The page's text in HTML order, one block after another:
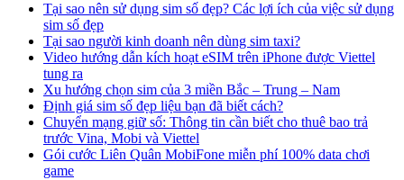
Tại sao nên sử dụng sim số đẹp? Các lợi ích của việc sử dụng
sim số đẹp
Tại sao người kinh doanh nên dùng sim taxi?
Video hướng dẫn kích hoạt eSIM trên iPhone được Viettel
tung ra
Xu hướng chọn sim của 3 miền Bắc – Trung – Nam
Định giá sim số đẹp liệu bạn đã biết cách?
Chuyển mạng giữ số: Thông tin cần biết cho thuê bao trả
trước Vina, Mobi và Viettel
Gói cước Liên Quân MobiFone miễn phí 100% data chơi
game